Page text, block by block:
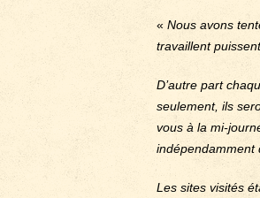
« Nous avons
travaillent
D’autre part
seulement, ils
vous à la mi-
indépendamment
Les sites visités